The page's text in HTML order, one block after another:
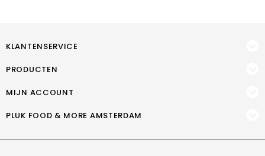
KLANTENSERVICE
PRODUCTEN
MIJN ACCOUNT
PLUK FOOD & MORE AMSTERDAM